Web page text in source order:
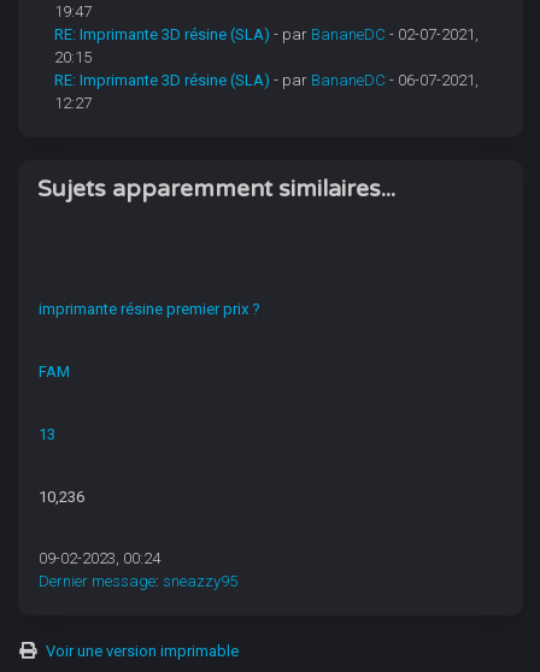
19:47
RE: Imprimante 3D résine (SLA) - par BananeDC - 02-07-2021,
20:15
RE: Imprimante 3D résine (SLA) - par BananeDC - 06-07-2021,
12:27
Sujets apparemment similaires...
imprimante résine premier prix ?
FAM
13
10,236
09-02-2023, 00:24
Dernier message: sneazzy95
Voir une version imprimable